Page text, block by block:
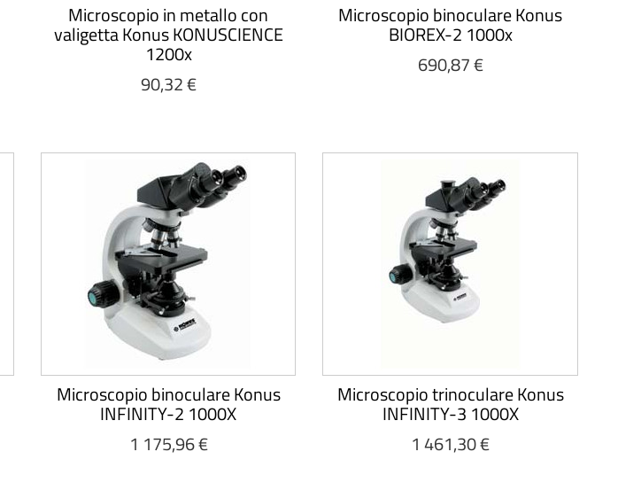
Microscopio in metallo con
valigetta Konus KONUSCIENCE
1200x
90,32 €
Microscopio binoculare Konus
BIOREX-2 1000x
690,87 €
Microscopio binoculare Konus
INFINITY-2 1000X
1 175,96 €
Microscopio trinoculare Konus
INFINITY-3 1000X
1 461,30 €